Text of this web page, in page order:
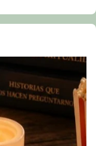
is at Catedral